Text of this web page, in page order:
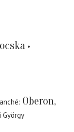
Oberon,
György